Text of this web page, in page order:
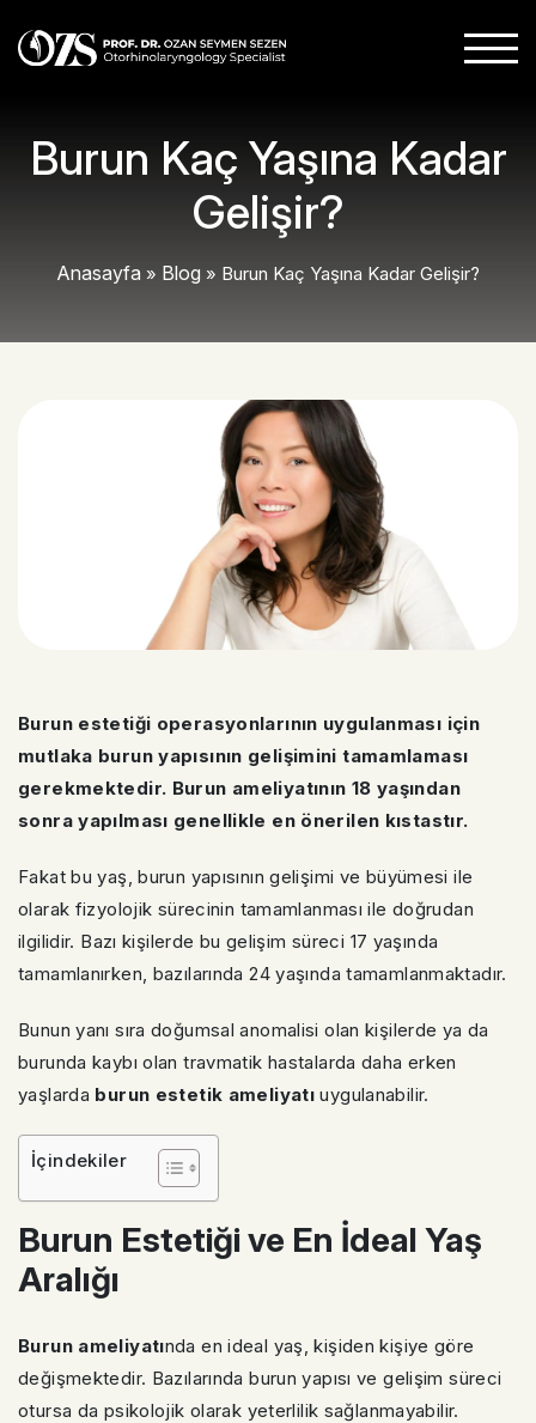
Burun Kaç Yaşına Kadar
Gelişir?
Anasayfa » Blog » Burun Kaç Yaşına Kadar Gelişir?
Burun estetiği operasyonlarının uygulanması için
mutlaka burun yapısının gelişimini tamamlaması
gerekmektedir. Burun ameliyatının 18 yaşından
sonra yapılması genellikle en önerilen kıstastır.
Fakat bu yaş, burun yapısının gelişimi ve büyümesi ile
olarak fizyolojik sürecinin tamamlanması ile doğrudan
ilgilidir. Bazı kişilerde bu gelişim süreci 17 yaşında
tamamlanırken, bazılarında 24 yaşında tamamlanmaktadır.
Bunun yanı sıra doğumsal anomalisi olan kişilerde ya da
burunda kaybı olan travmatik hastalarda daha erken
yaşlarda burun estetik ameliyatı uygulanabilir.
İçindekiler
Burun Estetiği ve En İdeal Yaş
Aralığı
Burun ameliyatında en ideal yaş, kişiden kişiye göre
değişmektedir. Bazılarında burun yapısı ve gelişim süreci
otursa da psikolojik olarak yeterlilik sağlanmayabilir.